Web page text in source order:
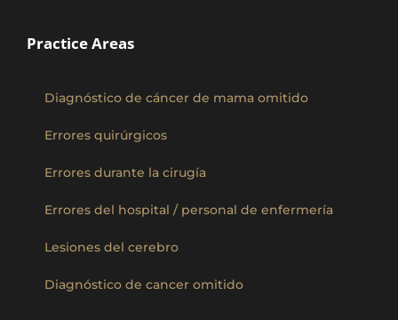
Practice Areas
Diagnóstico de cáncer de mama omitido
Errores quirúrgicos
Errores durante la cirugía
Errores del hospital / personal de enfermería
Lesiones del cerebro
Diagnóstico de cancer omitido